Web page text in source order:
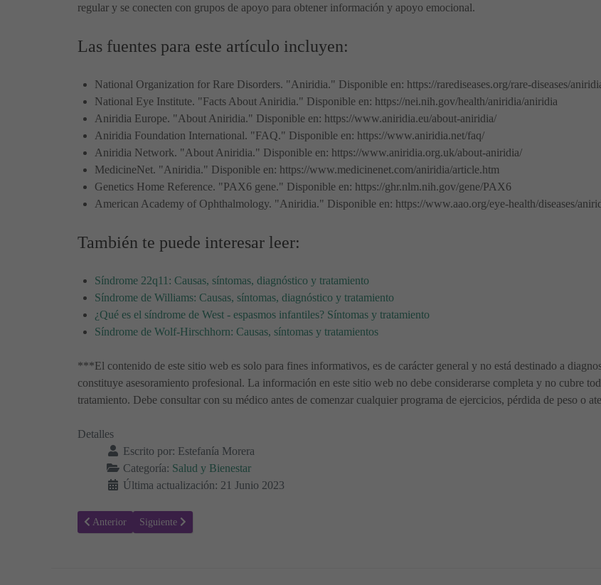
regular y se conecten con grupos de apoyo para obtener información y apoyo emocional.
Las fuentes para este artículo incluyen:
National Organization for Rare Disorders. "Aniridia." Disponible en: https://rarediseases.org/rare-diseases/
National Eye Institute. "Facts About Aniridia." Disponible en: https://nei.nih.gov/health/aniridia/aniridia
Aniridia Europe. "About Aniridia." Disponible en: https://www.aniridia.eu/about-aniridia/
Aniridia Foundation International. "FAQ." Disponible en: https://www.aniridia.net/faq/
Aniridia Network. "About Aniridia." Disponible en: https://www.aniridia.org.uk/about-aniridia/
MedicineNet. "Aniridia." Disponible en: https://www.medicinenet.com/aniridia/article.htm
Genetics Home Reference. "PAX6 gene." Disponible en: https://ghr.nlm.nih.gov/gene/PAX6
American Academy of Ophthalmology. "Aniridia." Disponible en: https://www.aao.org/eye-health/diseases/
También te puede interesar leer:
Síndrome 22q11: Causas, síntomas, diagnóstico y tratamiento
Síndrome de Williams: Causas, síntomas, diagnóstico y tratamiento
¿Qué es el síndrome de West - espasmos infantiles? Síntomas y tratamiento
Síndrome de Wolf-Hirschhorn: Causas, síntomas y tratamientos
***El contenido de este sitio web es solo para fines informativos, es de carácter general y no está destinado a
constituye asesoramiento profesional. La información en este sitio web no debe considerarse completa y no cubre
tratamiento. Debe consultar con su médico antes de comenzar cualquier programa de ejercicios, pérdida de peso o
Detalles
Escrito por: Estefanía Morera
Categoría: Salud y Bienestar
Última actualización: 21 Junio 2023
Artículo anterior: Síndrome de SYNGAP: Causas, Síntomas, Diagnóstico y Tratamiento
Anterior Artículo siguiente: Distrofia Muscular FacioEscapuloHumeral: Causas, Síntomas y Tratamiento
Siguiente